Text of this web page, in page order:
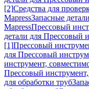
[2]Средства для
MapressЗапасные
MapressПрессовый
детали для Прессовый
[1]Прессовый
для Прессовый
инструмент,
Прессовый
для обработки труб